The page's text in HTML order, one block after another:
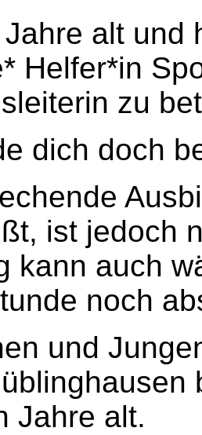
alt und
Helfer*in
zu
dich doch
ist jedoch
kann auch
noch
und
Jahre alt.